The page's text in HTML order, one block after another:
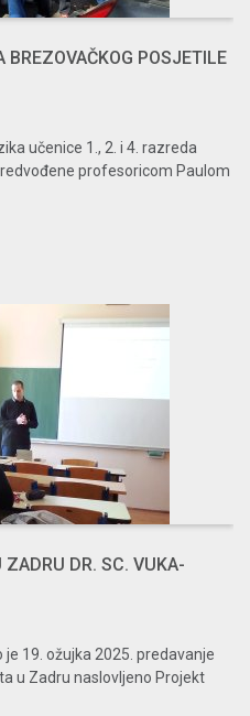
POSJETILE
učenice 1., 2. i 4. razreda
profesoricom Paulom
ZADRU DR. SC. VUKA-
je 19. ožujka 2025. predavanje
u Zadru naslovljeno Projekt